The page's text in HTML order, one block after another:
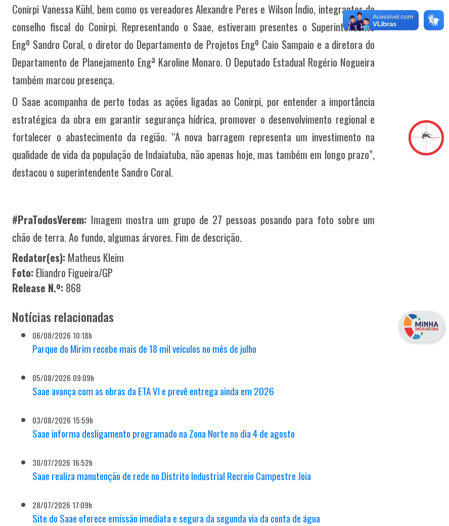
Conirpi Vanessa Kühl, bem como os vereadores Alexandre Peres e Wilson Índio, integrantes do
conselho fiscal do Conirpi. Representando o Saae, estiveram presentes o Superintendente
Engº Sandro Coral, o diretor do Departamento de Projetos Engº Caio Sampaio e a diretora do
Departamento de Planejamento Engª Karoline Monaro. O Deputado Estadual Rogério Nogueira
também marcou presença.
O Saae acompanha de perto todas as ações ligadas ao Conirpi, por entender a importância
estratégica da obra em garantir segurança hídrica, promover o desenvolvimento regional e
fortalecer o abastecimento da região. “A nova barragem representa um investimento na
qualidade de vida da população de Indaiatuba, não apenas hoje, mas também em longo prazo”,
destacou o superintendente Sandro Coral.
#PraTodosVerem: Imagem mostra um grupo de 27 pessoas posando para foto sobre um
chão de terra. Ao fundo, algumas árvores. Fim de descrição.
Redator(es): Matheus Kleim
Foto: Eliandro Figueira/GP
Release N.º: 868
Notícias relacionadas
06/08/2026 10:18h
Parque do Mirim recebe mais de 18 mil veículos no mês de julho
05/08/2026 09:09h
Saae avança com as obras da ETA VI e prevê entrega ainda em 2026
03/08/2026 15:59h
Saae informa desligamento programado na Zona Norte no dia 4 de agosto
30/07/2026 16:52h
Saae realiza manutenção de rede no Distrito Industrial Recreio Campestre Joia
28/07/2026 17:09h
Site do Saae oferece emissão imediata e segura da segunda via da conta de água